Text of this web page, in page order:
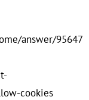
answer/95647
cookies